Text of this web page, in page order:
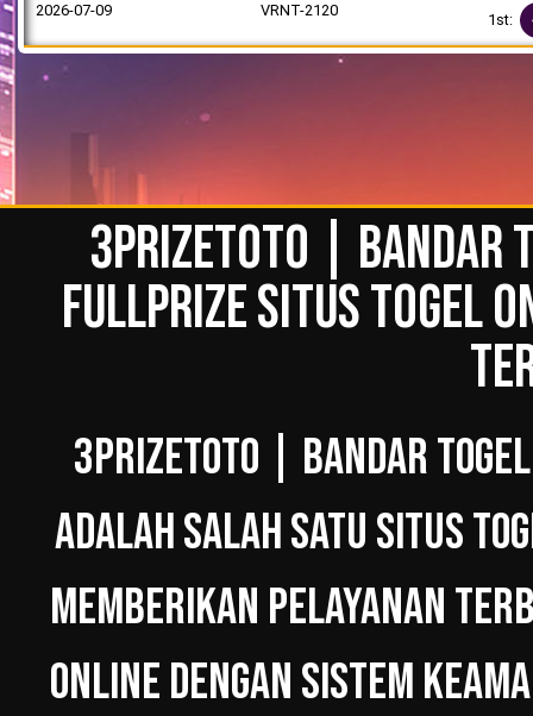
2026-07-09 VRNT-2120
1st:
3PRIZETOTO | BANDAR
FULLPRIZE SITUS TOGEL
3PRIZETOTO | BANDAR
ADALAH SALAH SATU SITUS
MEMBERIKAN PELAYANAN
ONLINE DENGAN SISTEM